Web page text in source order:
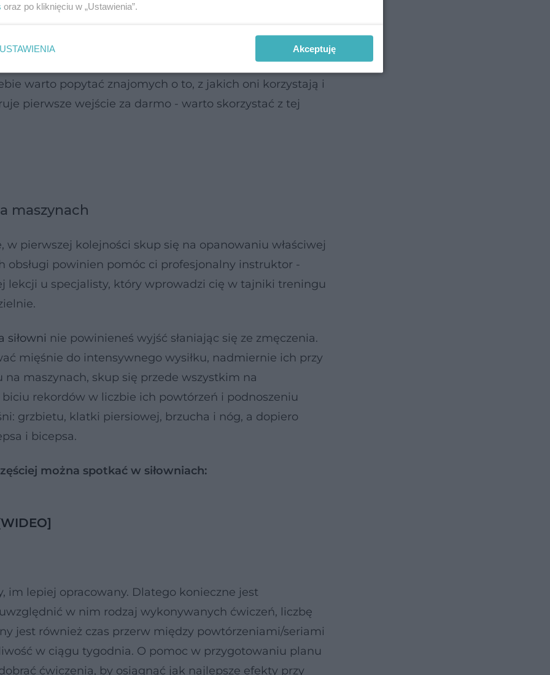
sobie pozwolić na obniżki. Pamiętaj także o
daleko. Kolejna sprawa to warunki higieniczne panujące
stanie w kolejce do nich nie należy do przyjemności.
warto popytać znajomych o to, z jakich oni korzystają i
pierwsze wejście za darmo - warto skorzystać z tej
maszynach
w pierwszej kolejności skup się na opanowaniu właściwej
obsługi powinien pomóc ci profesjonalny instruktor -
lekcji u specjalisty, który wprowadzi cię w tajniki treningu
siłowni nie powinieneś wyjść słaniając się ze zmęczenia.
mięśnie do intensywnego wysiłku, nadmiernie ich przy
maszynach, skup się przede wszystkim na
rekordów w liczbie ich powtórzeń i podnoszeniu
grzbietu, klatki piersiowej, brzucha i nóg, a dopiero
i bicepsa.
można spotkać w siłowniach:
im lepiej opracowany. Dlatego konieczne jest
w nim rodzaj wykonywanych ćwiczeń, liczbę
jest również czas przerw między powtórzeniami/seriami
w ciągu tygodnia. O pomoc w przygotowaniu planu
ćwiczenia, by osiągnąć jak najlepsze efekty przy
oraz po kliknięciu w „Ustawienia”.
USTAWIENIA Akceptuję